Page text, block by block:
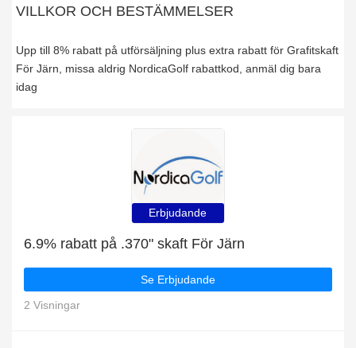
VILLKOR OCH BESTÄMMELSER
Upp till 8% rabatt på utförsäljning plus extra rabatt för Grafitskaft
För Järn, missa aldrig NordicaGolf rabattkod, anmäl dig bara
idag
Erbjudande
6.9% rabatt på .370" skaft För Järn
Se Erbjudande
2 Visningar